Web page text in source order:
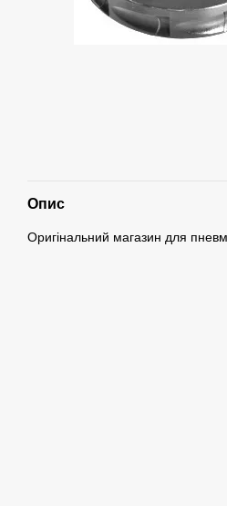
Опис
Оригінальний магазин для